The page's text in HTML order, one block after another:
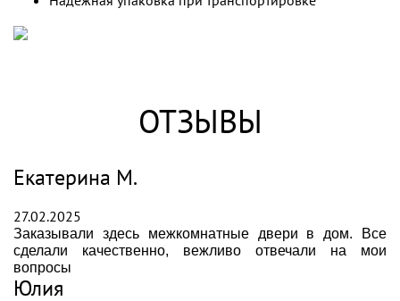
ОТЗЫВЫ
Екатерина М.
27.02.2025
Заказывали здесь межкомнатные двери в дом. Все
сделали качественно, вежливо отвечали на мои
вопросы
Юлия